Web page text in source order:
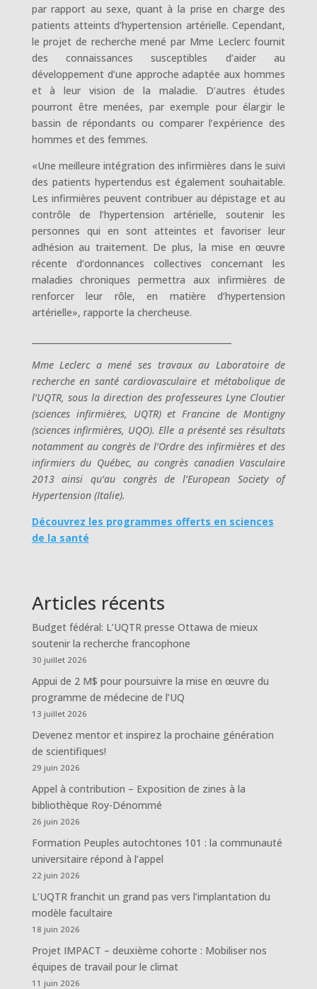
par rapport au sexe, quant à la prise en charge des
patients atteints d’hypertension artérielle. Cependant,
le projet de recherche mené par Mme Leclerc fournit
des connaissances susceptibles d’aider au
développement d’une approche adaptée aux hommes
et à leur vision de la maladie. D’autres études
pourront être menées, par exemple pour élargir le
bassin de répondants ou comparer l’expérience des
hommes et des femmes.
«Une meilleure intégration des infirmières dans le suivi
des patients hypertendus est également souhaitable.
Les infirmières peuvent contribuer au dépistage et au
contrôle de l’hypertension artérielle, soutenir les
personnes qui en sont atteintes et favoriser leur
adhésion au traitement. De plus, la mise en œuvre
récente d’ordonnances collectives concernant les
maladies chroniques permettra aux infirmières de
renforcer leur rôle, en matière d’hypertension
artérielle», rapporte la chercheuse.
Mme Leclerc a mené ses travaux au Laboratoire de
recherche en santé cardiovasculaire et métabolique de
l’UQTR, sous la direction des professeures Lyne Cloutier
(sciences infirmières, UQTR) et Francine de Montigny
(sciences infirmières, UQO). Elle a présenté ses résultats
notamment au congrès de l’Ordre des infirmières et des
infirmiers du Québec, au congrès canadien Vasculaire
2013 ainsi qu’au congrès de l’European Society of
Hypertension (Italie).
Découvrez les programmes offerts en sciences
de la santé
Articles récents
Budget fédéral: L’UQTR presse Ottawa de mieux
soutenir la recherche francophone
30 juillet 2026
Appui de 2 M$ pour poursuivre la mise en œuvre du
programme de médecine de l’UQ
13 juillet 2026
Devenez mentor et inspirez la prochaine génération
de scientifiques!
29 juin 2026
Appel à contribution – Exposition de zines à la
bibliothèque Roy-Dénommé
26 juin 2026
Formation Peuples autochtones 101 : la communauté
universitaire répond à l’appel
22 juin 2026
L’UQTR franchit un grand pas vers l’implantation du
modèle facultaire
18 juin 2026
Projet IMPACT – deuxième cohorte : Mobiliser nos
équipes de travail pour le climat
11 juin 2026